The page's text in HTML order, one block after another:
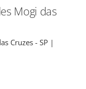
Mogi das
Cruzes - SP |